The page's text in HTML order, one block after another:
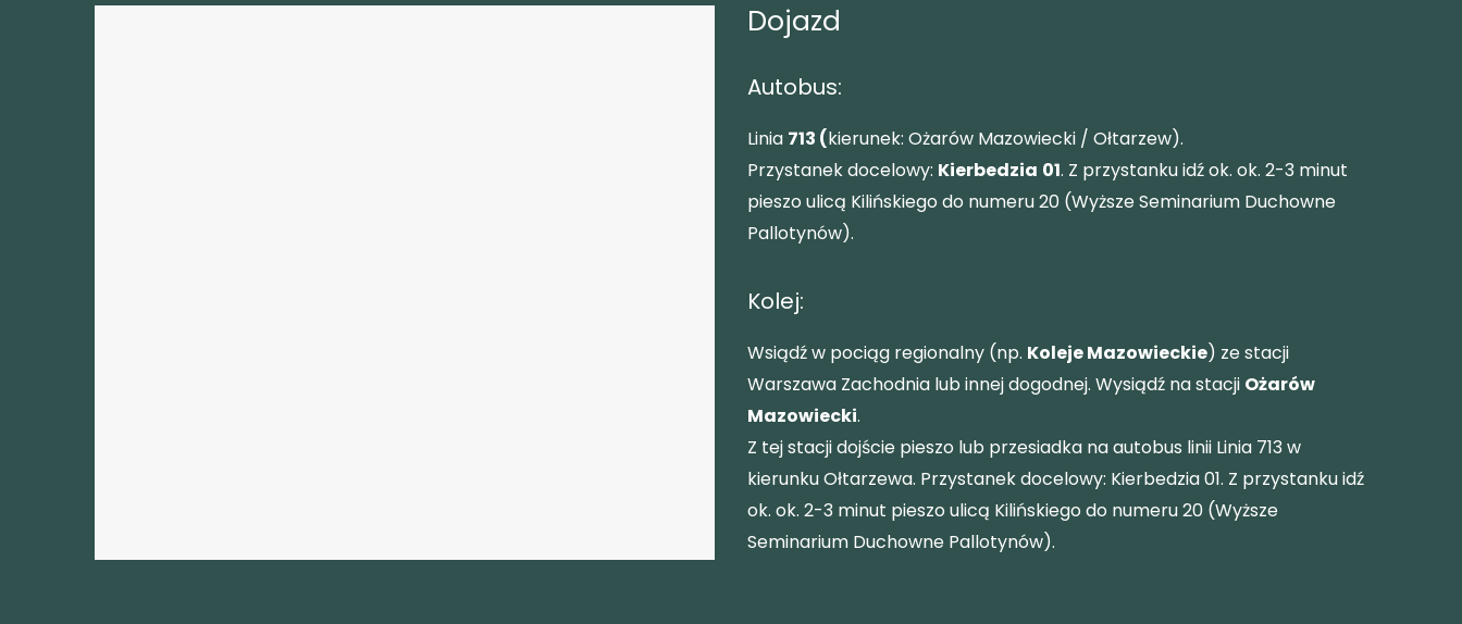
Dojazd
Autobus:
Linia 713 (kierunek: Ożarów Mazowiecki / Ołtarzew).
Przystanek docelowy: Kierbedzia 01. Z przystanku idź ok. ok. 2-3 minut
pieszo ulicą Kilińskiego do numeru 20 (Wyższe Seminarium Duchowne
Pallotynów).
Kolej:
Wsiądź w pociąg regionalny (np. Koleje Mazowieckie) ze stacji
Warszawa Zachodnia lub innej dogodnej. Wysiądź na stacji Ożarów
Mazowiecki.
Z tej stacji dojście pieszo lub przesiadka na autobus linii Linia 713 w
kierunku Ołtarzewa. Przystanek docelowy: Kierbedzia 01. Z przystanku idź
ok. ok. 2-3 minut pieszo ulicą Kilińskiego do numeru 20 (Wyższe
Seminarium Duchowne Pallotynów).